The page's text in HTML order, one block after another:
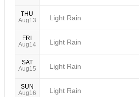
THU
Aug13
Light Rain
FRI
Aug14
Light Rain
SAT
Aug15
Light Rain
SUN
Aug16
Light Rain